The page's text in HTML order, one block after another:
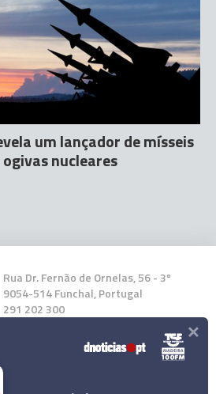
um lançador de mísseis
nucleares
Rua Dr. Fernão de Ornelas, 56 - 3º
9054-514 Funchal, Portugal
291 202 300
Instale a nossa App ×